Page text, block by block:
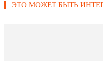
ЭТО МОЖЕТ БЫТЬ